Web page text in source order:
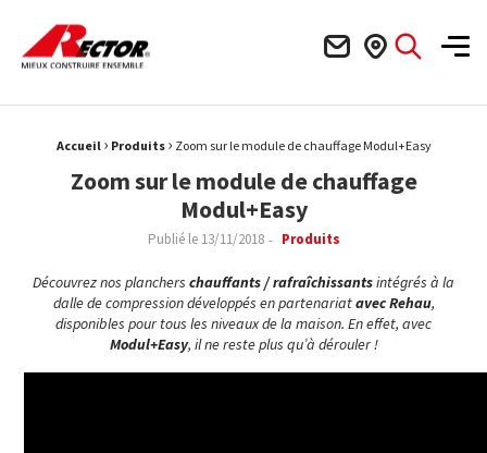
Rector Mieux construire ensemble
Fil d'Ariane :
Accueil › Produits › Zoom sur le module de chauffage Modul+Easy
Zoom sur le module de chauffage
Modul+Easy
Publié le 13/11/2018 Produits
Découvrez nos planchers chauffants / rafraîchissantsintégrés à la
dalle de compression développés en partenariatavec Rehau,
disponibles pour tous les niveaux de la maison. En effet, avec
Modul+Easy, il ne reste plus qu’à dérouler !